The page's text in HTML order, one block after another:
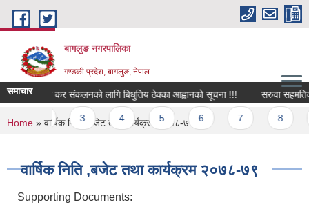
Skip to main content
बागलुङ नगरपालिका
गण्डकी प्रदेश, बागलुङ, नेपाल
समाचारकार्यको कर संकलनको लागि बिधुतिय ठेक्का आह्वानको सूचना !!! सरुवा सहमतिको
3 4 5 6
You are here
Home » वार्षिक निति ,बजेट तथा कार्यक्रम २०७८-७९
वार्षिक निति ,बजेट तथा कार्यक्रम २०७८-७९
Supporting Documents: